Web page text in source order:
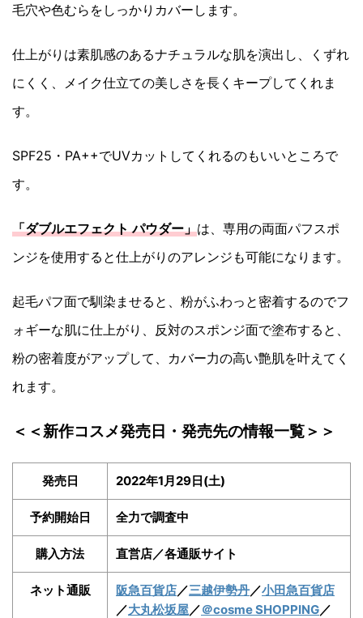
毛穴や色むらをしっかりカバーします。
仕上がりは素肌感のあるナチュラルな肌を演出し、くずれ
にくく、メイク仕立ての美しさを長くキープしてくれま
す。
SPF25・PA++でUVカットしてくれるのもいいところで
す。
「ダブルエフェクト パウダー」は、専用の両面パフスポ
ンジを使用すると仕上がりのアレンジも可能になります。
起毛パフ面で馴染ませると、粉がふわっと密着するのでフ
ォギーな肌に仕上がり、反対のスポンジ面で塗布すると、
粉の密着度がアップして、カバー力の高い艶肌を叶えてく
れます。
＜＜新作コスメ発売日・発売先の情報一覧＞＞
発売日 2022年1月29日(土)
予約開始日 全力で調査中
購入方法 直営店／各通販サイト
ネット通販 阪急百貨店／三越伊勢丹／小田急百貨店
／大丸松坂屋／＠cosme SHOPPING／